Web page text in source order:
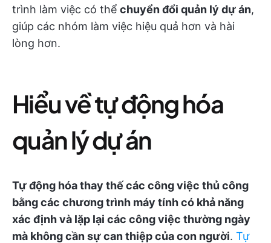
trình làm việc có thể chuyển đổi quản lý dự án,
giúp các nhóm làm việc hiệu quả hơn và hài
lòng hơn.
Hiểu về tự động hóa
quản lý dự án
Tự động hóa thay thế các công việc thủ công
bằng các chương trình máy tính có khả năng
xác định và lặp lại các công việc thường ngày
mà không cần sự can thiệp của con người. Tự